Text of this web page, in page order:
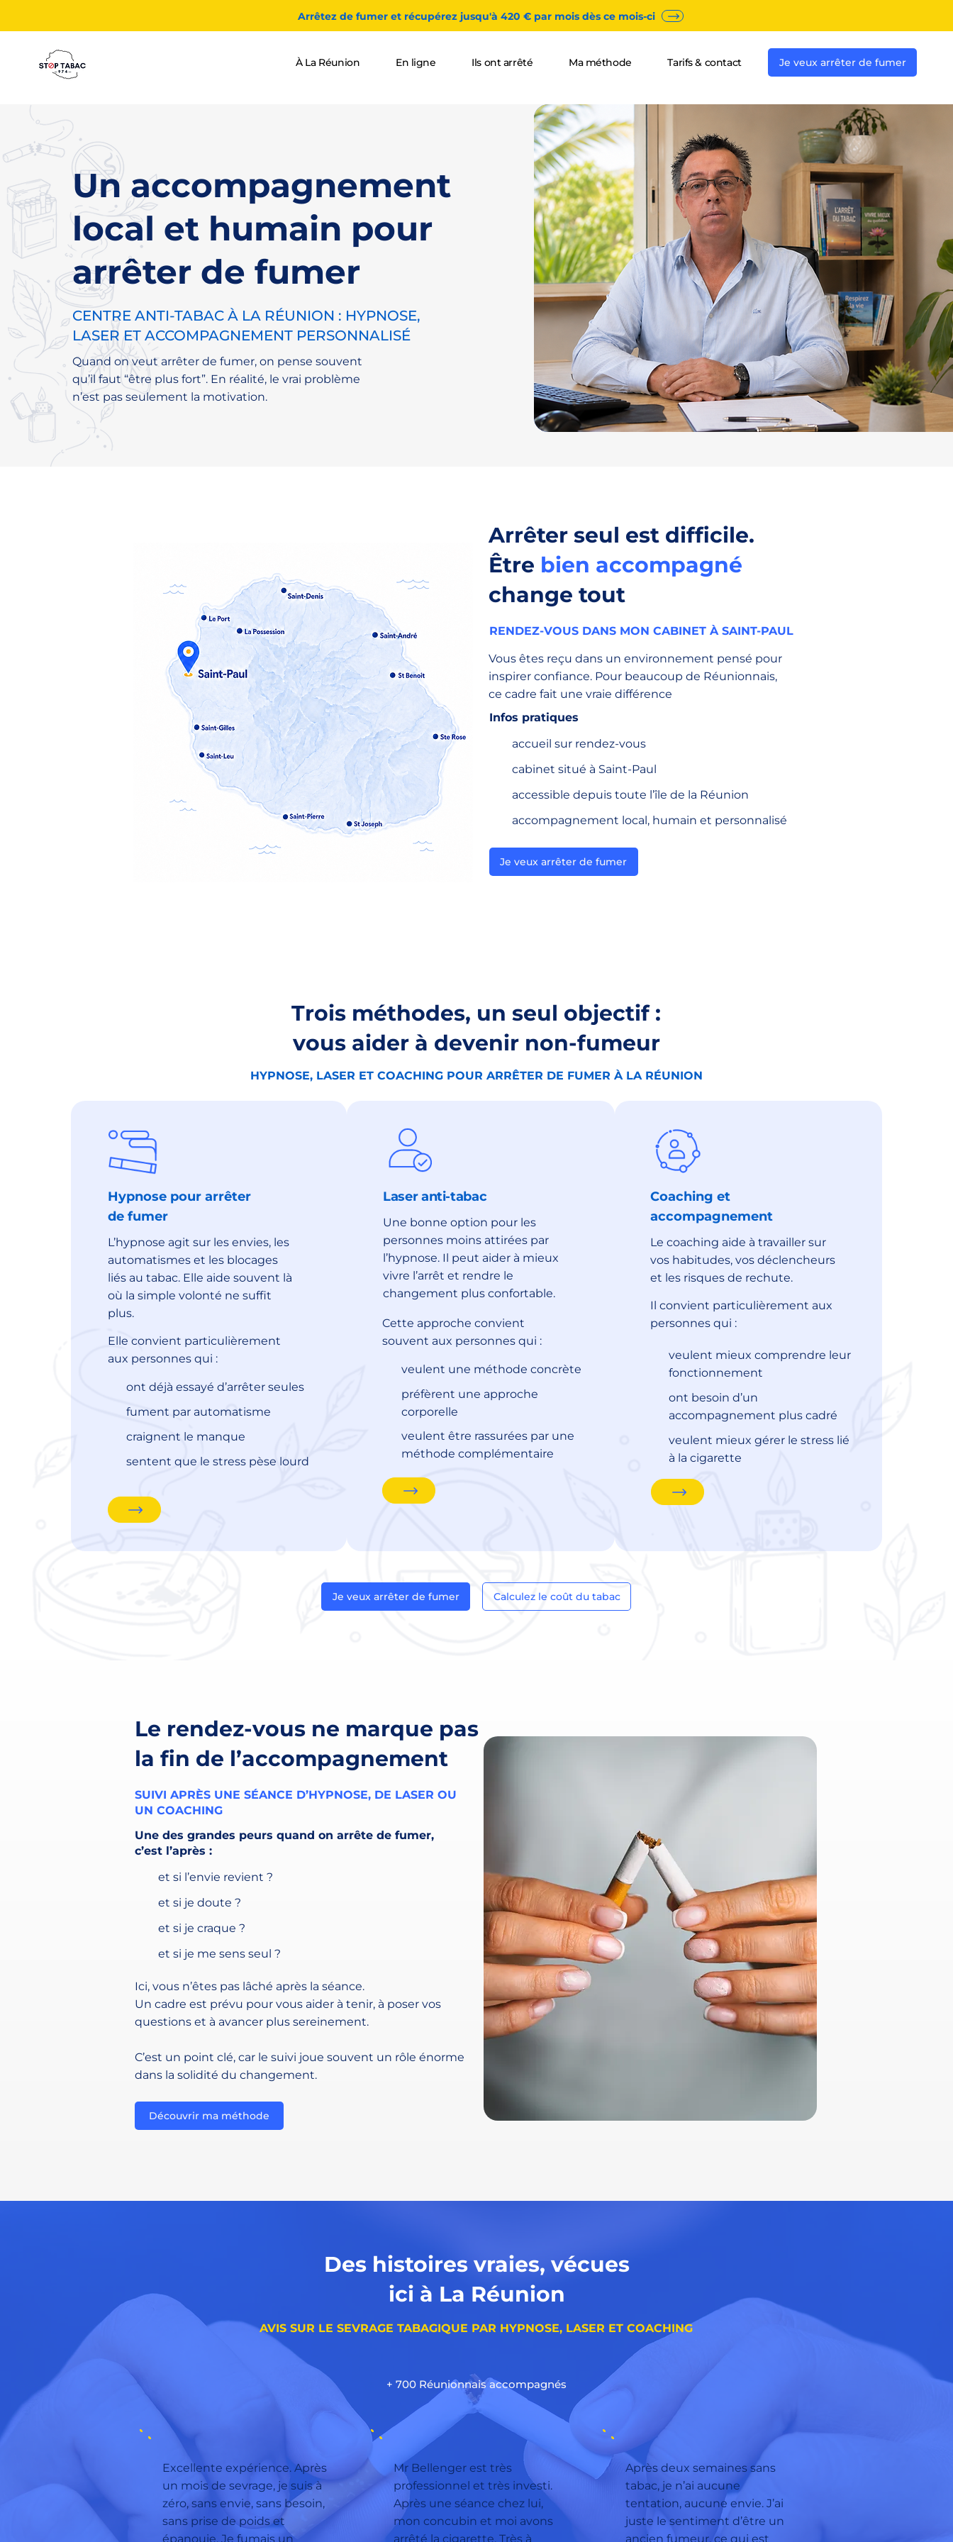
Arrêtez de fumer et récupérez jusqu'à 420 € par mois dès ce mois-ci
À La Réunion En ligne Ils ont arrêté Ma méthode Tarifs & contact Je veux arrêter de fumer
Un accompagnement
local et humain pour
arrêter de fumer
CENTRE ANTI-TABAC À LA RÉUNION : HYPNOSE,
LASER ET ACCOMPAGNEMENT PERSONNALISÉ
Quand on veut arrêter de fumer, on pense souvent
qu’il faut “être plus fort”. En réalité, le vrai problème
n’est pas seulement la motivation.
Arrêter seul est difficile.
Être bien accompagné
change tout
RENDEZ-VOUS DANS MON CABINET À SAINT-PAUL
Vous êtes reçu dans un environnement pensé pour
inspirer confiance. Pour beaucoup de Réunionnais,
ce cadre fait une vraie différence
Infos pratiques
accueil sur rendez-vous
cabinet situé à Saint-Paul
accessible depuis toute l’île de la Réunion
accompagnement local, humain et personnalisé
Je veux arrêter de fumer
Trois méthodes, un seul objectif :
vous aider à devenir non-fumeur
HYPNOSE, LASER ET COACHING POUR ARRÊTER DE FUMER À LA RÉUNION
Hypnose pour arrêter
de fumer
L’hypnose agit sur les envies, les
automatismes et les blocages
liés au tabac. Elle aide souvent là
où la simple volonté ne suffit
plus.
Elle convient particulièrement
aux personnes qui :
ont déjà essayé d’arrêter seules
fument par automatisme
craignent le manque
sentent que le stress pèse lourd
Laser anti-tabac
Une bonne option pour les
personnes moins attirées par
l’hypnose. Il peut aider à mieux
vivre l’arrêt et rendre le
changement plus confortable.
Cette approche convient
souvent aux personnes qui :
veulent une méthode concrète
préfèrent une approche
corporelle
veulent être rassurées par une
méthode complémentaire
Coaching et
accompagnement
Le coaching aide à travailler sur
vos habitudes, vos déclencheurs
et les risques de rechute.
Il convient particulièrement aux
personnes qui :
veulent mieux comprendre leur
fonctionnement
ont besoin d’un
accompagnement plus cadré
veulent mieux gérer le stress lié
à la cigarette
Je veux arrêter de fumer Calculez le coût du tabac
Le rendez-vous ne marque pas
la fin de l’accompagnement
SUIVI APRÈS UNE SÉANCE D’HYPNOSE, DE LASER OU
UN COACHING
Une des grandes peurs quand on arrête de fumer,
c’est l’après :
et si l’envie revient ?
et si je doute ?
et si je craque ?
et si je me sens seul ?
Ici, vous n’êtes pas lâché après la séance.
Un cadre est prévu pour vous aider à tenir, à poser vos
questions et à avancer plus sereinement.
C’est un point clé, car le suivi joue souvent un rôle énorme
dans la solidité du changement.
Découvrir ma méthode
Des histoires vraies, vécues
ici à La Réunion
AVIS SUR LE SEVRAGE TABAGIQUE PAR HYPNOSE, LASER ET COACHING
+ 700 Réunionnais accompagnés
Excellente expérience. Après
un mois de sevrage, je suis à
zéro, sans envie, sans besoin,
sans prise de poids et
épanouie. Je fumais un
Mr Bellenger est très
professionnel et très investi.
Après une séance chez lui,
mon concubin et moi avons
arrêté la cigarette. Très à
Après deux semaines sans
tabac, je n’ai aucune
tentation, aucune envie. J’ai
juste le sentiment d’être un
ancien fumeur, ce qui est